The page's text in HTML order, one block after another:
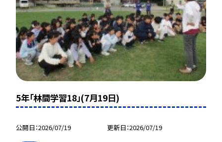
5年「林間学習18」(7月19日)
公開日 2026/07/19 更新日 2026/07/19